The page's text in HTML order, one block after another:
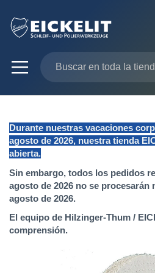
Durante nuestras vacaciones
agosto de 2026, nuestra tienda
abierta.
Sin embargo, todos los pedidos
agosto de 2026 no se procesarán
agosto de 2026.
El equipo de Hilzinger-Thum /
comprensión.